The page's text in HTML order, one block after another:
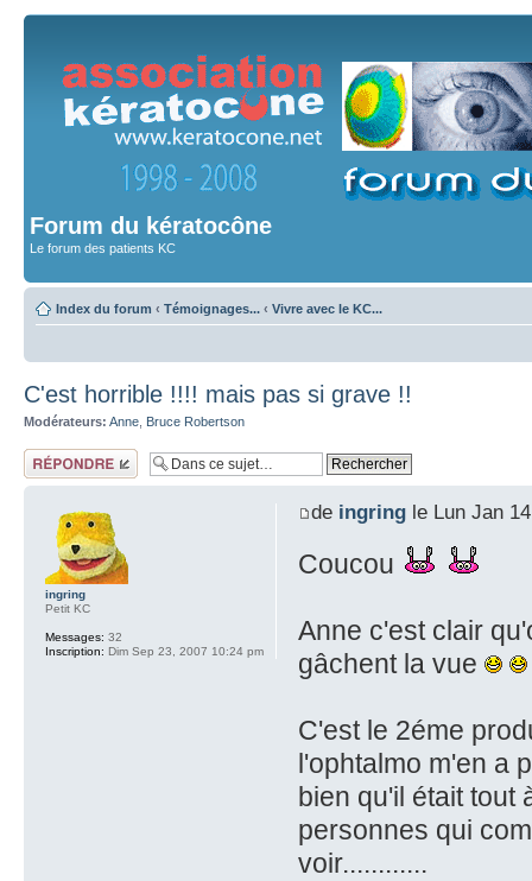
Forum du kératocône
Le forum des patients KC
Index du forum ‹ Témoignages... ‹ Vivre avec le KC...
C'est horrible !!!! mais pas si grave !!
Modérateurs: Anne Bruce Robertson
Répondre
de ingringle Lun Jan
Coucou
Anne c'est clair
gâchent la vue
C'est le 2éme
l'ophtalmo m'en a
bien qu'il était tout
personnes qui
voir............
ingring
Petit KC
Messages: 32
Inscription: Dim Sep 23, 2007 10:24 pm